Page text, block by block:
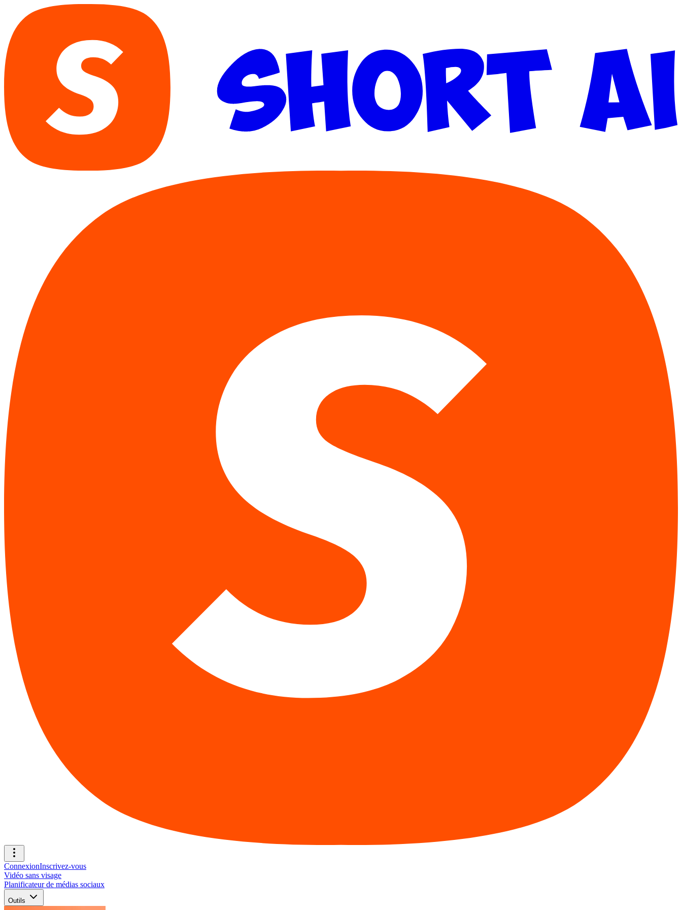
ConnexionInscrivez-vous
Vidéo sans visage
Planificateur de médias sociaux
Outils